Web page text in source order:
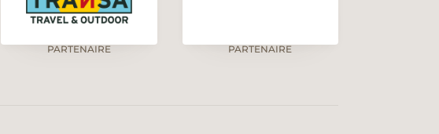
PARTENAIRE PARTENAIRE